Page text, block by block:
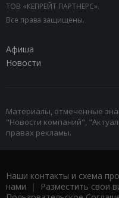
ТОВ «КЕПРЕЙТ ПАРТНЕРС».
Все права защищены.
Афиша
Новости
Материалы, отмеченные
"Новости компаний",
правах рекламы.
Наши контакты и схема
нами | Разместить свои